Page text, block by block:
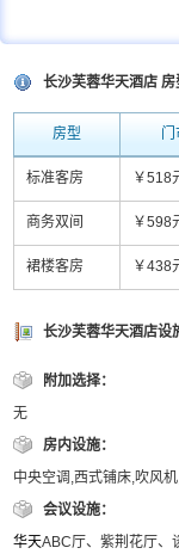
长沙芙蓉华天酒店
房型 门
标准客房 ￥518
商务双间 ￥598
裙楼客房 ￥438
长沙芙蓉华天酒店设
附加选择：
无
房内设施：
中央空调,西式铺床,吹风
会议设施：
华天ABC厅、紫荆花厅、